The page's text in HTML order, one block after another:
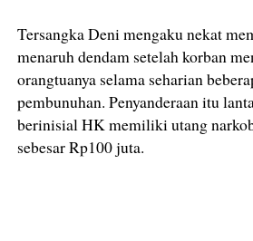
Tersangka Deni mengaku nekat
menaruh dendam setelah korban
orangtuanya selama seharian
pembunuhan. Penyanderaan itu
berinisial HK memiliki utang
sebesar Rp100 juta.